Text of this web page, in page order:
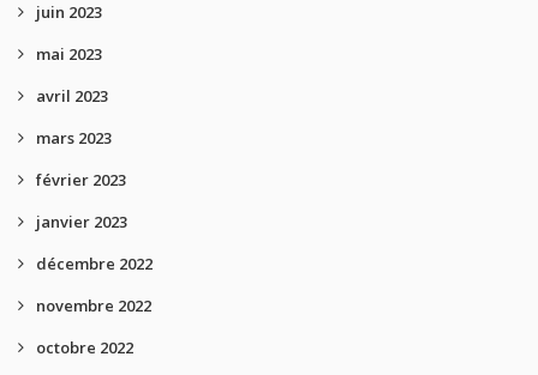
juin 2023
mai 2023
avril 2023
mars 2023
février 2023
janvier 2023
décembre 2022
novembre 2022
octobre 2022